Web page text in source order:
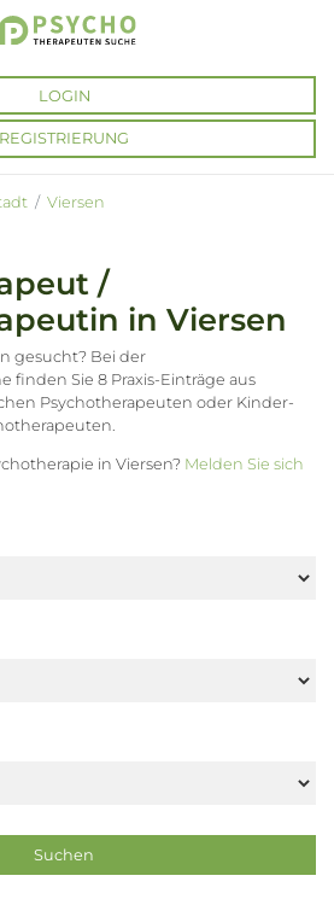
LOGIN
REGISTRIERUNG
Viersen
/
in Viersen
gesucht? Bei der
finden Sie 8 Praxis-Einträge aus
Psychotherapeuten oder Kinder-
in Viersen? Melden Sie sich